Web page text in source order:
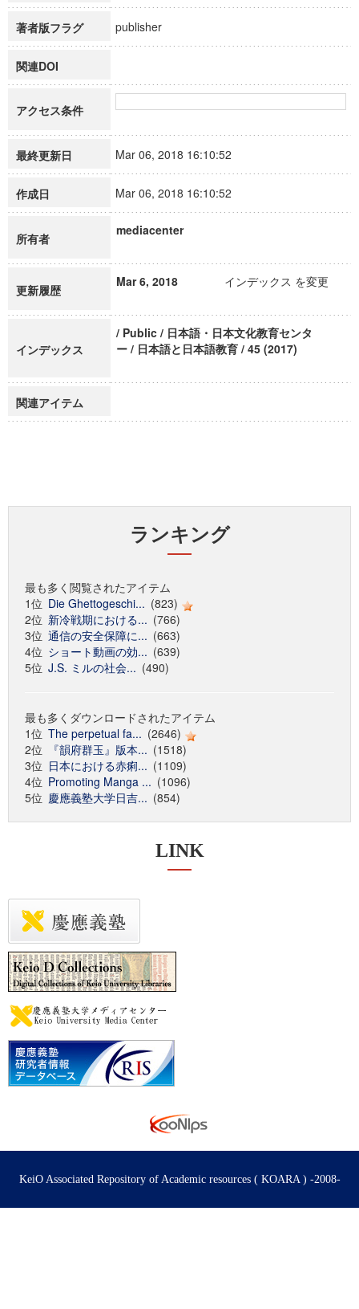
著者版フラグ publisher
関連DOI
アクセス条件
最終更新日 Mar 06, 2018 16:10:52
作成日 Mar 06, 2018 16:10:52
所有者
mediacenter
更新履歴
Mar 6, 2018 インデックス を変更
インデックス
/ Public / 日本語・日本文化教育センタ
ー / 日本語と日本語教育 / 45 (2017)
関連アイテム
ランキング
最も多く閲覧されたアイテム
1位 Die Ghettogeschi... (823)
2位 新冷戦期における... (766)
3位 通信の安全保障に... (663)
4位 ショート動画の効... (639)
5位 J.S. ミルの社会... (490)
最も多くダウンロードされたアイテム
1位 The perpetual fa... (2646)
2位
『韻府群玉』版本... (1518)
3位 日本における赤痢... (1109)
4位 Promoting Manga ... (1096)
5位 慶應義塾大学日吉... (854)
LINK
KeiO Associated Repository of Academic resources ( KOARA ) -2008-